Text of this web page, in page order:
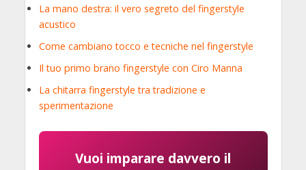
La mano destra: il vero segreto del fingerstyle
acustico
Come cambiano tocco e tecniche nel fingerstyle
Il tuo primo brano fingerstyle con Ciro Manna
La chitarra fingerstyle tra tradizione e
sperimentazione
Vuoi imparare davvero il